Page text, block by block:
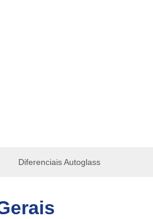
Diferenciais Autoglass